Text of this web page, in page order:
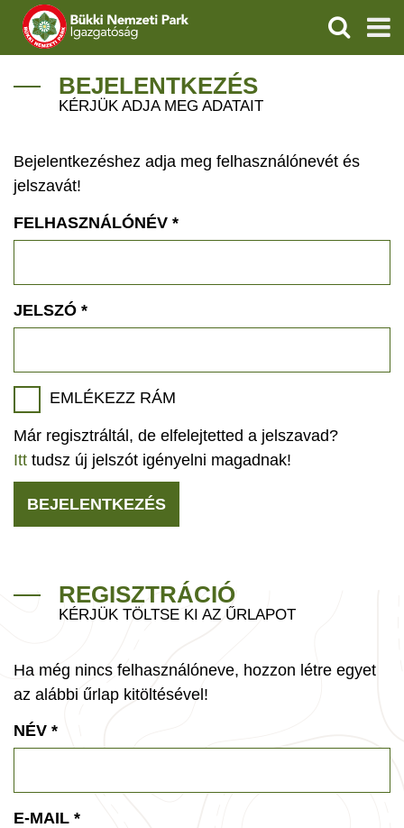
IGAZGATÓSÁG
VÍZVÉDELEM
ÖKOTURIZMUS
GEOPARKOK
KERESÉS
BEJELENTKEZÉS
KÉRJÜK ADJA MEG ADATAIT
Bejelentkezéshez adja meg felhasználónevét és
jelszavát!
FELHASZNÁLÓNÉV *
JELSZÓ *
EMLÉKEZZ RÁM
Már regisztráltál, de elfelejtetted a jelszavad?
Itt tudsz új jelszót igényelni magadnak!
BEJELENTKEZÉS
REGISZTRÁCIÓ
KÉRJÜK TÖLTSE KI AZ ŰRLAPOT
Ha még nincs felhasználóneve, hozzon létre egyet
az alábbi űrlap kitöltésével!
NÉV *
E-MAIL *